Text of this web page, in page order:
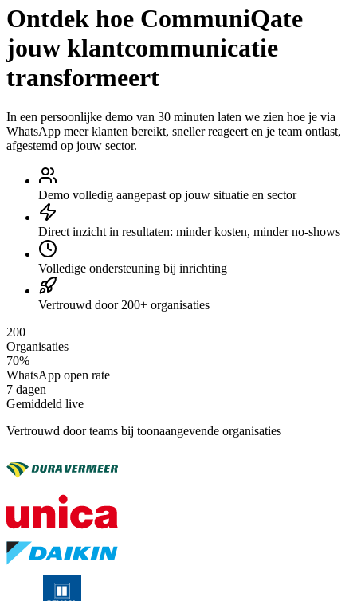
Ontdek hoe CommuniQate
jouw klantcommunicatie
transformeert
In een persoonlijke demo van 30 minuten laten we zien hoe je via
WhatsApp meer klanten bereikt, sneller reageert en je team ontlast,
afgestemd op jouw sector.
Demo volledig aangepast op jouw situatie en sector
Direct inzicht in resultaten: minder kosten, minder no-shows
Volledige ondersteuning bij inrichting
Vertrouwd door 200+ organisaties
200+
Organisaties
70%
WhatsApp open rate
7 dagen
Gemiddeld live
Vertrouwd door teams bij toonaangevende organisaties